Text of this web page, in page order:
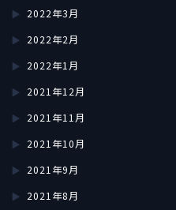
2022年3月
2022年2月
2022年1月
2021年12月
2021年11月
2021年10月
2021年9月
2021年8月